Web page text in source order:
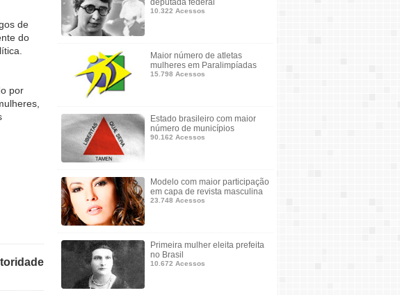
de
do
por
deputada federal
10.322 Acessos
Maior número de atletas
mulheres em Paralimpíadas
15.798 Acessos
Estado brasileiro com maior
número de municípios
90.162 Acessos
Modelo com maior participação
em capa de revista masculina
23.748 Acessos
Primeira mulher eleita prefeita
no Brasil
10.672 Acessos